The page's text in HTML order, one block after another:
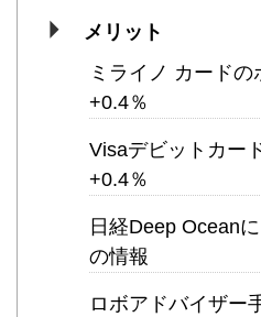
メリット
ミライノ カード
+0.4％
Visaデビットカー
+0.4％
日経Deep Ocean
の情報
ロボアドバイザー